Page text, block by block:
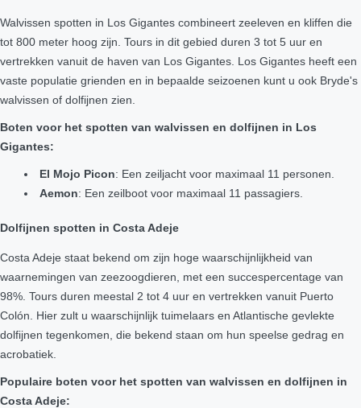
Walvissen spotten in Los Gigantes combineert zeeleven en kliffen die
tot 800 meter hoog zijn. Tours in dit gebied duren 3 tot 5 uur en
vertrekken vanuit de haven van Los Gigantes. Los Gigantes heeft een
vaste populatie grienden en in bepaalde seizoenen kunt u ook Bryde's
walvissen of dolfijnen zien.
Boten voor het spotten van walvissen en dolfijnen in Los
Gigantes:
El Mojo Picon: Een zeiljacht voor maximaal 11 personen.
Aemon: Een zeilboot voor maximaal 11 passagiers.
Dolfijnen spotten in Costa Adeje
Costa Adeje staat bekend om zijn hoge waarschijnlijkheid van
waarnemingen van zeezoogdieren, met een succespercentage van
98%. Tours duren meestal 2 tot 4 uur en vertrekken vanuit Puerto
Colón. Hier zult u waarschijnlijk tuimelaars en Atlantische gevlekte
dolfijnen tegenkomen, die bekend staan om hun speelse gedrag en
acrobatiek.
Populaire boten voor het spotten van walvissen en dolfijnen in
Costa Adeje: